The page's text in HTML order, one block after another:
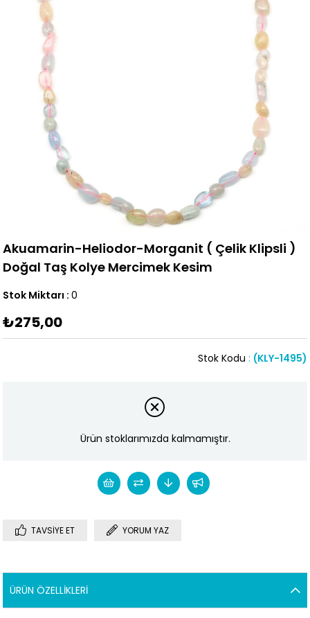
Akuamarin-Heliodor-Morganit ( Çelik Klipsli )
Doğal Taş Kolye Mercimek Kesim
Stok Miktarı : 0
₺275,00
(KLY-1495)
Stok Kodu
Ürün stoklarımızda kalmamıştır.
TAVSIYE ET YORUM YAZ
ÜRÜN ÖZELLIKLERI